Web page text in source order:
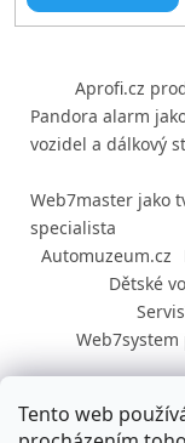
Tento web
Aprofi.cz
Pandora alarm
vozidel a dálkový
Web7master jako
specialista
Automuzeum.cz
Dětské